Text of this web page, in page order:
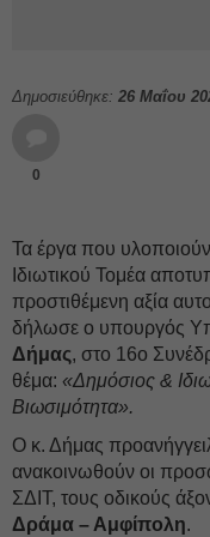
Δημοσιεύθηκε: 26 Μαΐου
0
Τα έργα που
Ιδιωτικού Τομέα
προστιθέμενη αξία
δήλωσε ο υπουργός
Δήμας, στο 16ο
θέμα: «Δημόσιος &
Βιωσιμότητα».
Ο κ. Δήμας
ανακοινωθούν οι
ΣΔΙΤ, τους οδικούς
Δράμα – Αμφίπολη.